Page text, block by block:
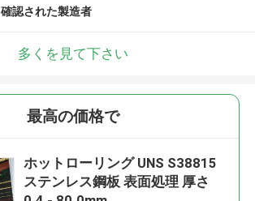
確認された製造者
多くを見て下さい
最高の価格で
ホットローリング UNS S38815
ステンレス鋼板 表面処理 厚さ